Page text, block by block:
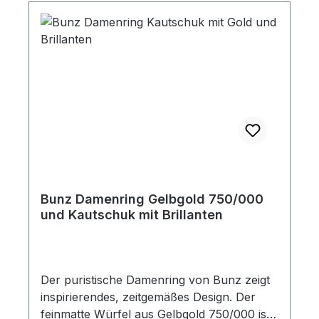
Bunz Damenring Gelbgold 750/000
und Kautschuk mit Brillanten
Der puristische Damenring von Bunz zeigt
inspirierendes, zeitgemäßes Design. Der
feinmatte Würfel aus Gelbgold 750/000 ist